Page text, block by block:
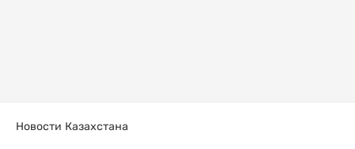
Новости Казахстана